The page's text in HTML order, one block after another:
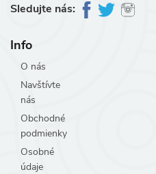
Sledujte nás:
Info
O nás
Navštívte
nás
Obchodné
podmienky
Osobné
údaje